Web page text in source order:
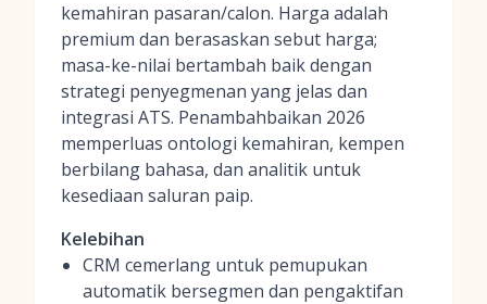
kemahiran pasaran/calon. Harga adalah
premium dan berasaskan sebut harga;
masa-ke-nilai bertambah baik dengan
strategi penyegmenan yang jelas dan
integrasi ATS. Penambahbaikan 2026
memperluas ontologi kemahiran, kempen
berbilang bahasa, dan analitik untuk
kesediaan saluran paip.
Kelebihan
CRM cemerlang untuk pemupukan
automatik bersegmen dan pengaktifan